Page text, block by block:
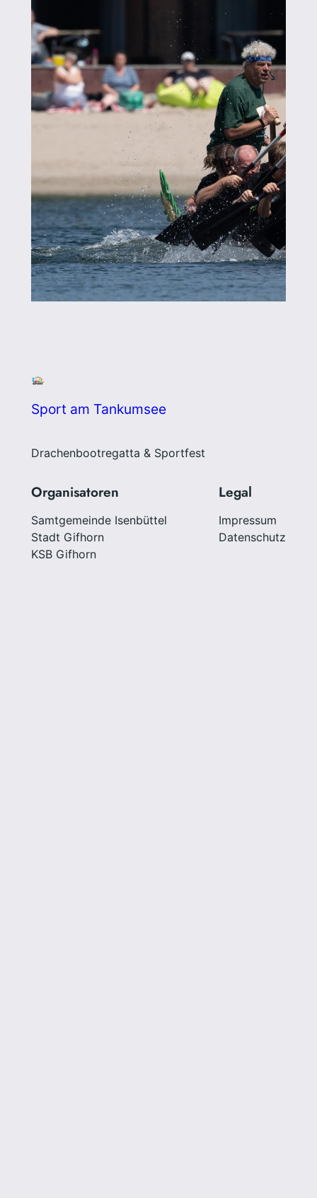
Sport am Tankumsee
Drachenbootregatta & Sportfest
Organisatoren
Samtgemeinde Isenbüttel
Stadt Gifhorn
KSB Gifhorn
Legal
Impressum
Datenschutz